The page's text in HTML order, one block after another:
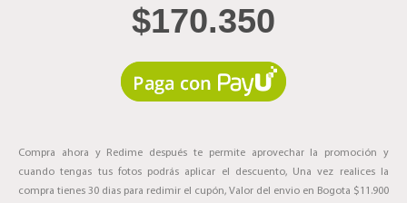
$170.350
Compra ahora y Redime después te permite aprovechar la promoción y
cuando tengas tus fotos podrás aplicar el descuento, Una vez realices la
compra tienes 30 dias para redimir el cupón, Valor del envio en Bogota $11.900